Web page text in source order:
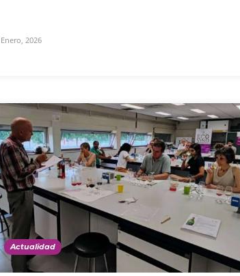
Enero, 2026
Actualidad